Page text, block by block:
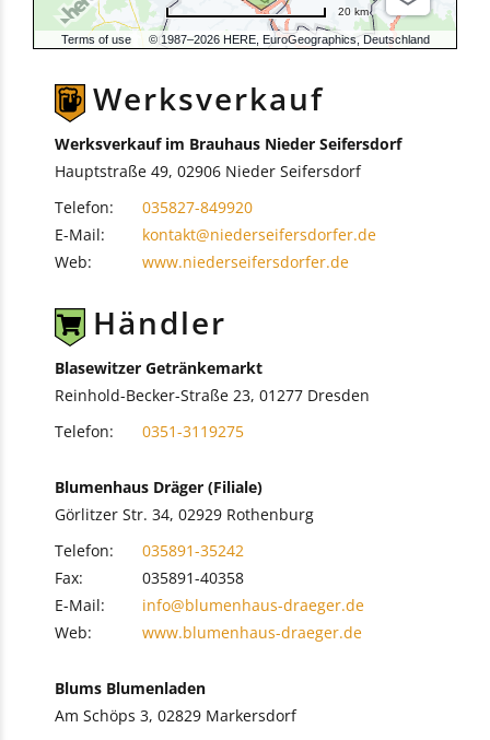
Terms of use © 1987–2026 HERE, EuroGeographics, Deutschland
20 km
Werksverkauf
Werksverkauf im Brauhaus Nieder Seifersdorf
Hauptstraße 49, 02906 Nieder Seifersdorf
Telefon:
035827-849920
E-Mail:
kontakt@niederseifersdorfer.de
Web:
www.niederseifersdorfer.de
Händler
Blasewitzer Getränkemarkt
Reinhold-Becker-Straße 23, 01277 Dresden
Telefon:
0351-3119275
Blumenhaus Dräger (Filiale)
Görlitzer Str. 34, 02929 Rothenburg
Telefon:
035891-35242
Fax:
035891-40358
E-Mail:
info@blumenhaus-draeger.de
Web:
www.blumenhaus-draeger.de
Blums Blumenladen
Am Schöps 3, 02829 Markersdorf